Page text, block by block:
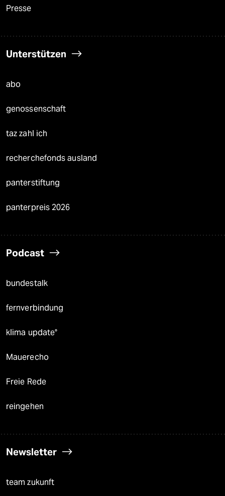
Presse
Unterstützen
abo
genossenschaft
taz zahl ich
recherchefonds ausland
panterstiftung
panterpreis 2026
Podcast
bundestalk
fernverbindung
klima update°
Mauerecho
Freie Rede
reingehen
Newsletter
team zukunft